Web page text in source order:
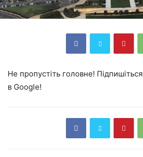
Не пропустіть головне!
в Google!